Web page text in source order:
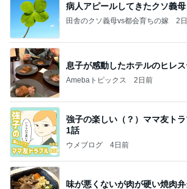
病人アピールしてきたクソ義母
田舎のクソ義母vs都会育ちの嫁 2
息子が感動したホテルのヒレ
Amebaトピックス 2日前
強子の楽しい（？）ママ友ト
1話
ウメブログ 4日前
味が悪くないが肉が硬い焼肉弁